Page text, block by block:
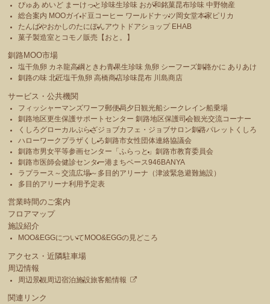
ぴゅあ めいど まーけっと珍味生珍味 おが和銘菓昆布珍味 中野物産
総合案内 MOOガイド豆コーヒー ワールドナッツ 岡女堂本家 ピリカ
たんばやおかしのたにぽんアウトドアショップ EHAB
菓子製造室とコモノ販売【おと。】
釧路MOO市場
塩干魚卵 カネ龍高綱 ときわ青果生珍味 魚卵 シーフーズ釧路かに ありあけ
釧路の味 北匠塩干魚卵 高橋商店珍味昆布 川島商店
サービス・公共機関
フィッシャーマンズワーフ郵便局夕日観光船シークレイン船乗場
釧路地区更生保護サポートセンター 釧路地区保護司会観光交流コーナー
くしろグローカルぷらざジョブカフェ・ジョブサロン釧路パレットくしろ
ハローワークプラザくしろ釧路市女性団体連絡協議会
釧路市男女平等参画センター「ふらっと」釧路市教育委員会
釧路市医師会健診センター港まちベース946BANYA
ラプラース～交流広場～ 多目的アリーナ（津波緊急避難施設）
多目的アリーナ利用予定表
営業時間のご案内
フロアマップ
施設紹介
MOO&EGGについて MOO&EGGの見どころ
アクセス・近隣駐車場
周辺情報
周辺景観 周辺宿泊施設旅客船情報
関連リンク